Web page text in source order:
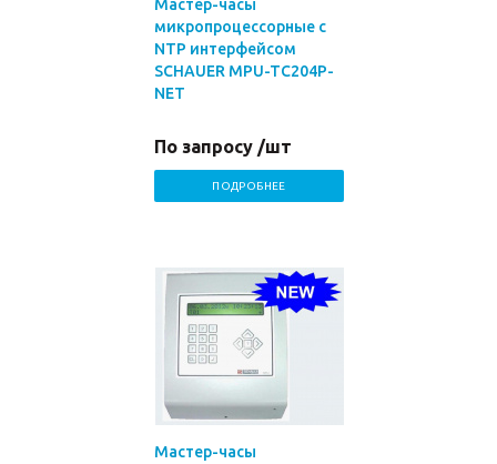
Мастер-часы
микропроцессорные с
NTP интерфейсом
SCHAUER MPU-TC204P-
NET
По запросу /шт
ПОДРОБНЕЕ
Мастер-часы